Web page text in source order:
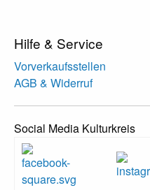
Hilfe & Service
Vorverkaufsstellen
AGB & Widerruf
Social Media Kulturkreis